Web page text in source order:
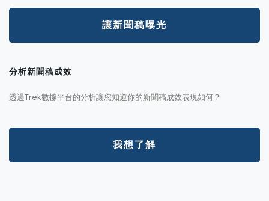
讓新聞稿曝光
分析新聞稿成效
透過Trek數據平台的分析讓您知道你的新聞稿成效表現如何？
我想了解